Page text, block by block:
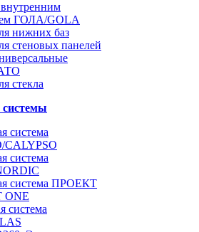
ГОЛА/GOLA
нижних баз
стеновых панелей
стекла
система
система
система ПРОЕКТ
ONE
система